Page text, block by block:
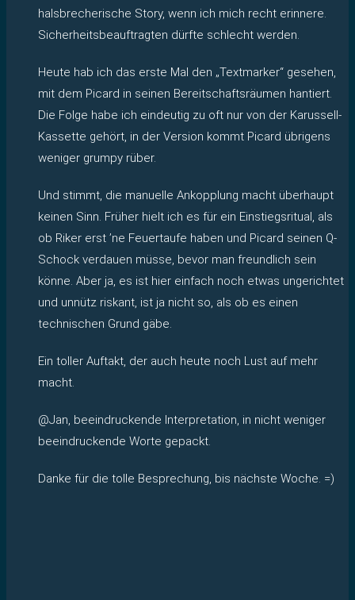
halsbrecherische Story, wenn ich mich recht erinnere.
Sicherheitsbeauftragten dürfte schlecht werden.
Heute hab ich das erste Mal den „Textmarker“ gesehen,
mit dem Picard in seinen Bereitschaftsräumen hantiert.
Die Folge habe ich eindeutig zu oft nur von der Karussell-
Kassette gehört, in der Version kommt Picard übrigens
weniger grumpy rüber.
Und stimmt, die manuelle Ankopplung macht überhaupt
keinen Sinn. Früher hielt ich es für ein Einstiegsritual, als
ob Riker erst ’ne Feuertaufe haben und Picard seinen Q-
Schock verdauen müsse, bevor man freundlich sein
könne. Aber ja, es ist hier einfach noch etwas ungerichtet
und unnütz riskant, ist ja nicht so, als ob es einen
technischen Grund gäbe.
Ein toller Auftakt, der auch heute noch Lust auf mehr
macht.
@Jan, beeindruckende Interpretation, in nicht weniger
beeindruckende Worte gepackt.
Danke für die tolle Besprechung, bis nächste Woche. =)